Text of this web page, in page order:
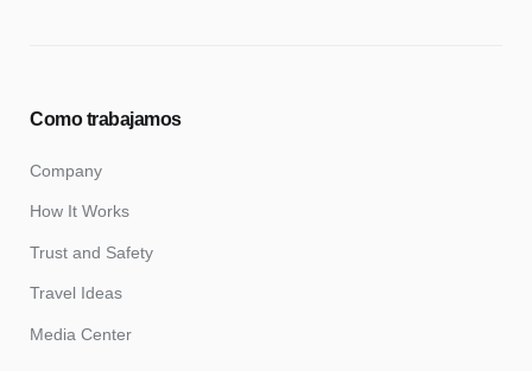
Como trabajamos
Company
How It Works
Trust and Safety
Travel Ideas
Media Center